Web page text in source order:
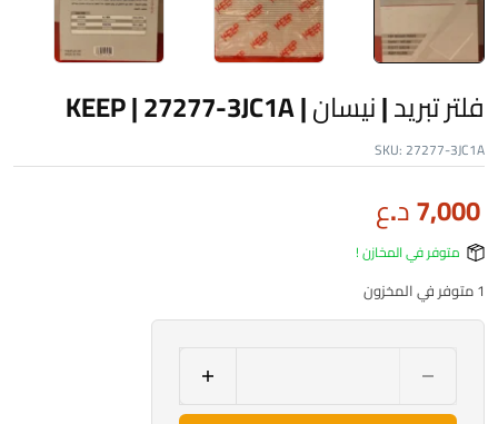
فلتر تبريد | نيسان | KEEP | 27277-3JC1A
SKU: 27277-3JC1A
7,000د.ع
متوفر في المخازن !
1 متوفر في المخزون